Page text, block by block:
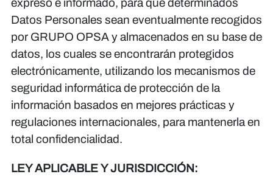
expreso e informado, para que determinados
Datos Personales sean eventualmente recogidos
por GRUPO OPSA y almacenados en su base de
datos, los cuales se encontrarán protegidos
electrónicamente, utilizando los mecanismos de
seguridad informática de protección de la
información basados en mejores prácticas y
regulaciones internacionales, para mantenerla en
total confidencialidad.
LEY APLICABLE Y JURISDICCIÓN: